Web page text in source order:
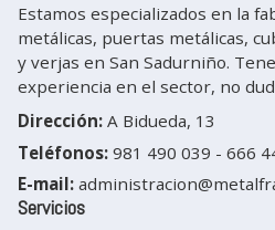
Estamos especializados en la
metálicas, puertas metálicas,
y verjas en San Sadurniño.
experiencia en el sector, no
Dirección: A Bidueda, 13
Teléfonos: 981 490 039 - 666
E-mail:
Servicios